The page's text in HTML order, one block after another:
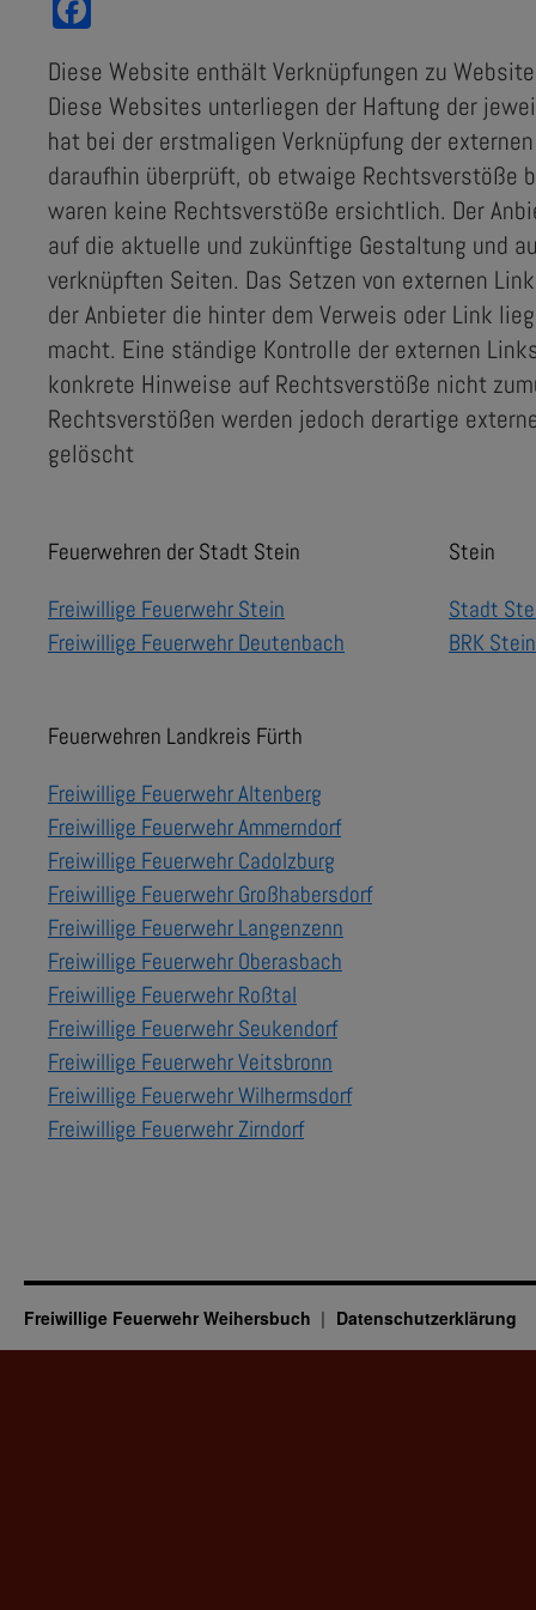
Diese Website enthält Verknüpfungen zu
Diese Websites unterliegen der Haftung der
hat bei der erstmaligen Verknüpfung der
daraufhin überprüft, ob etwaige Rechtsverstöße
waren keine Rechtsverstöße ersichtlich. Der
auf die aktuelle und zukünftige Gestaltung und
verknüpften Seiten. Das Setzen von externen
der Anbieter die hinter dem Verweis oder Link
macht. Eine ständige Kontrolle der externen
konkrete Hinweise auf Rechtsverstöße nicht
Rechtsverstößen werden jedoch derartige
gelöscht
Feuerwehren der Stadt Stein
Freiwillige Feuerwehr Stein
Freiwillige Feuerwehr Deutenbach
Feuerwehren Landkreis Fürth
Freiwillige Feuerwehr Altenberg
Freiwillige Feuerwehr Ammerndorf
Freiwillige Feuerwehr Cadolzburg
Freiwillige Feuerwehr Großhabersdorf
Freiwillige Feuerwehr Langenzenn
Freiwillige Feuerwehr Oberasbach
Freiwillige Feuerwehr Roßtal
Freiwillige Feuerwehr Seukendorf
Freiwillige Feuerwehr Veitsbronn
Freiwillige Feuerwehr Wilhermsdorf
Freiwillige Feuerwehr Zirndorf
Stein
Stadt
BRK Stein
Freiwillige Feuerwehr Weihersbuch Datenschutzerklärung